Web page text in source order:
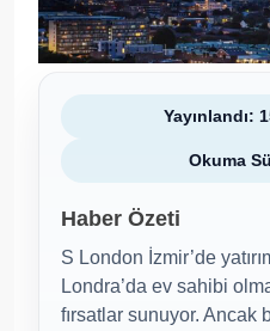
Yayınlandı:
Okuma
Haber Özeti
S London İzmir’de
Londra’da ev sahibi
fırsatlar sunuyor. Ancak